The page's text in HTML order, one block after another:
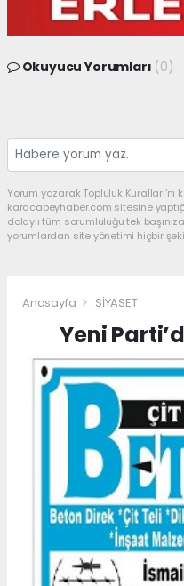
Okuyucu Yorumları (0)
Yorum yazarak Topluluk
karacabeyhaber.com sitesine
dolaylı tüm sorumluluğu tek
yorumlardan site yönetimi hiçbir
Anasayfa SİYASET
Yeni